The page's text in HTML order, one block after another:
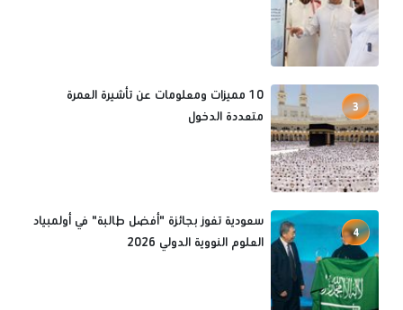
3
10 مميزات ومعلومات عن تأشيرة العمرة
متعددة الدخول
4
سعودية تفوز بجائزة "أفضل طالبة" في أولمبياد
العلوم النووية الدولي 2026